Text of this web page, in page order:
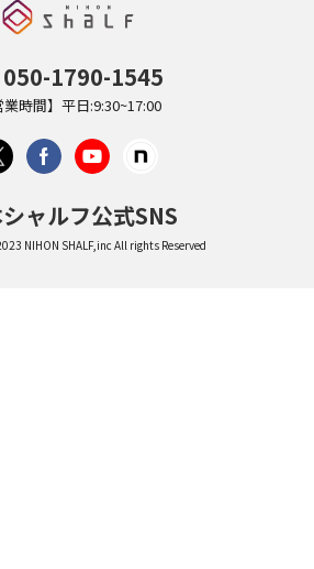
050-1790-1545
業時間】平日:9:30~17:00
ャルフ公式SNS
NIHON SHALF,inc All rights Reserved